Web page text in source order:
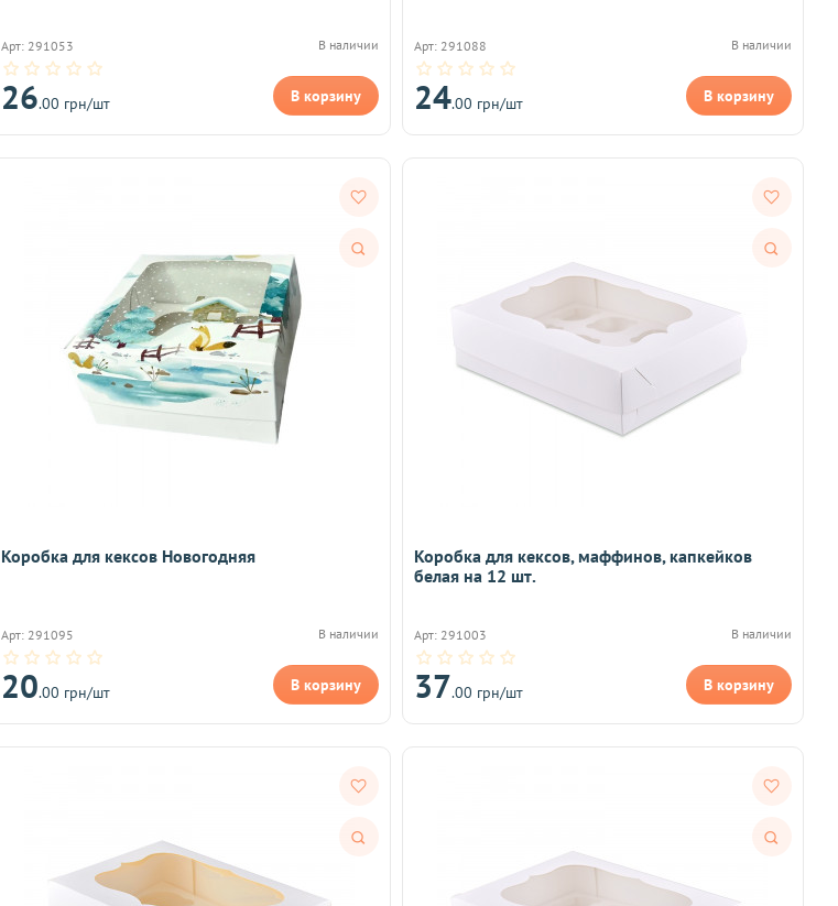
Арт: 291053 В наличии
26.00 грн/шт В корзину
Арт: 291088 В наличии
24.00 грн/шт В корзину
Коробка для кексов Новогодняя
Арт: 291095 В наличии
20.00 грн/шт В корзину
Коробка для кексов, маффинов, капкейков
белая на 12 шт.
Арт: 291003 В наличии
37.00 грн/шт В корзину